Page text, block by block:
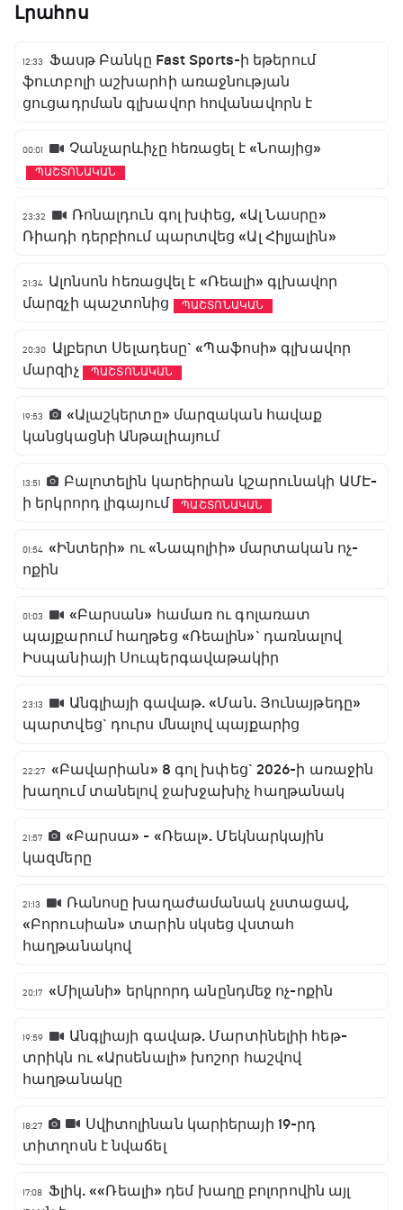
Լրահոս
12:33
Ֆասթ Բանկը Fast Sports-ի եթերում
ֆուտբոլի աշխարհի առաջնության
ցուցադրման գլխավոր հովանավորն է
00:01 Չանչարևիչը հեռացել է «Նոայից»
ՊԱՇՏՈՆԱԿԱՆ
23:32
Ռոնալդուն գոլ խփեց, «Ալ Նասրը»
Ռիադի դերբիում պարտվեց «Ալ Հիլյալին»
21:34 Ալոնսոն հեռացվել է «Ռեալի» գլխավոր
մարզչի պաշտոնից
ՊԱՇՏՈՆԱԿԱՆ
20:30
Ալբերտ Սելադեսը` «Պաֆոսի» գլխավոր
մարզիչ
ՊԱՇՏՈՆԱԿԱՆ
19:53
«Ալաշկերտը» մարզական հավաք
կանցկացնի Անթալիայում
13:51
Բալոտելին կարեիրան կշարունակի ԱՄԷ-
ի երկրորդ լիգայում
ՊԱՇՏՈՆԱԿԱՆ
01:54 «Ինտերի» ու «Նապոլիի» մարտական ոչ-
ոքին
01:03
«Բարսան» համառ ու գոլառատ
պայքարում հաղթեց «Ռեալին»` դառնալով
Իսպանիայի Սուպերգավաթակիր
23:13
Անգլիայի գավաթ. «Ման. Յունայթեդը»
պարտվեց` դուրս մնալով պայքարից
22:27 «Բավարիան» 8 գոլ խփեց` 2026-ի առաջին
խաղում տանելով ջախջախիչ հաղթանակ
21:57
«Բարսա» - «Ռեալ». Մեկնարկային
կազմերը
21:13
Ռանոսը խաղաժամանակ չստացավ,
«Բորուսիան» տարին սկսեց վստահ
հաղթանակով
20:17 «Միլանի» երկրորդ անընդմեջ ոչ-ոքին
19:59
Անգլիայի գավաթ. Մարտինելիի հեթ-
տրիկն ու «Արսենալի» խոշոր հաշվով
հաղթանակը
18:27
Սվիտոլինան կարիերայի 19-րդ
տիտղոսն է նվաճել
17:08
Ֆլիկ. ««Ռեալի» դեմ խաղը բոլորովին այլ